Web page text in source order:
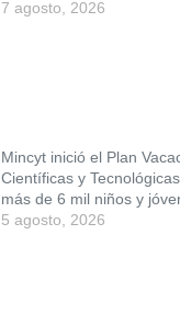
7 agosto, 2026
Mincyt inició el Plan
Científicas y
más de 6 mil niños y
5 agosto, 2026